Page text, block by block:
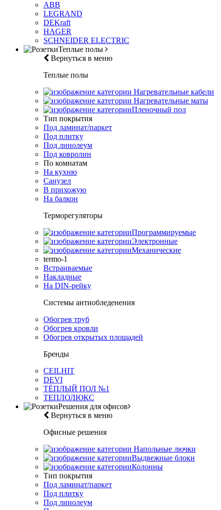
ABB
LEGRAND
DEKraft
HAGER
SCHNEIDER ELECTRIC
Теплые полы
Вернуться в меню
Теплые полы
Нагревательные кабели
Нагревательные маты
Пленочный пол
Тип покрытия
Под ламинат/паркет
Под плитку
Под линолеум
Под ковролин
По комнатам
На кухню
Санузел
В прихожую
На балкон
Терморегуляторы
Программируемые
Электронные
Механические
termo-1
Встраиваемые
Накладные
На DIN-рейку
Системы антиобледенения
Обогрев труб
Обогрев кровли
Обогрев открытых площадей
Бренды
CEILHIT
DEVI
ТЁПЛЫЙ ПОЛ №1
ТЕПЛОЛЮКС
Решения для офисов
Вернуться в меню
Офисные решения
Напольные лючки
Выдвежные блоки
Колонны
Тип покрытия
Под ламинат/паркет
Под плитку
Под линолеум